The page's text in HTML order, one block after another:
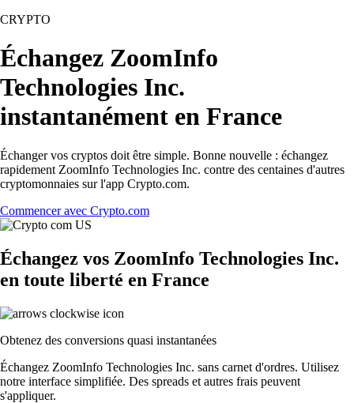
CRYPTO
Échangez ZoomInfo
Technologies Inc.
instantanément en France
Échanger vos cryptos doit être simple. Bonne nouvelle : échangez
rapidement ZoomInfo Technologies Inc. contre des centaines d'autres
cryptomonnaies sur l'app Crypto.com.
Commencer avec Crypto.com
Échangez vos ZoomInfo Technologies Inc.
en toute liberté en France
Obtenez des conversions quasi instantanées
Échangez ZoomInfo Technologies Inc. sans carnet d'ordres. Utilisez
notre interface simplifiée. Des spreads et autres frais peuvent
s'appliquer.